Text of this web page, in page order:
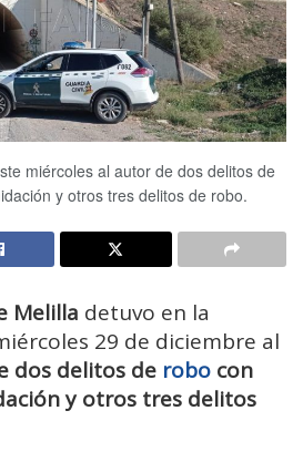
miércoles al autor de dos delitos de
y otros tres delitos de robo.
Melilla detuvo en la
29 de diciembre al
dos delitos de robo con
y otros tres delitos